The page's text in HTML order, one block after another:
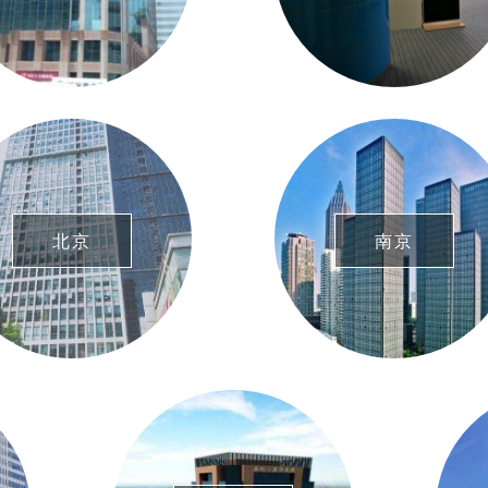
北京 南京